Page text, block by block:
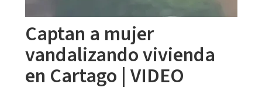
Captan a mujer
vandalizando vivienda
en Cartago | VIDEO